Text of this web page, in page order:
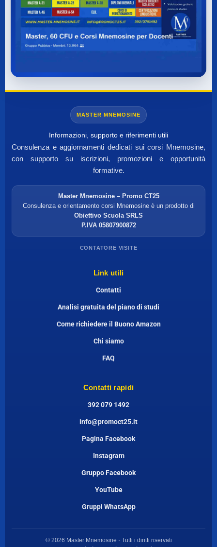
MASTER MNEMOSINE
Informazioni, supporto e riferimenti utili
Consulenza e aggiornamenti dedicati sui corsi Mnemosine,
con supporto su iscrizioni, promozioni e opportunità
formative.
Master Mnemosine – Promo CT25
Consulenza e orientamento corsi Mnemosine è un prodotto di
Obiettivo Scuola SRLS
P.IVA 05807900872
CONTATORE VISITE
Link utili
Contatti
Analisi gratuita del piano di studi
Come richiedere il Buono Amazon
Chi siamo
FAQ
Contatti rapidi
392 079 1492
info@promoct25.it
Pagina Facebook
Instagram
Gruppo Facebook
YouTube
Gruppi WhatsApp
© 2026 Master Mnemosine · Tutti i diritti riservati